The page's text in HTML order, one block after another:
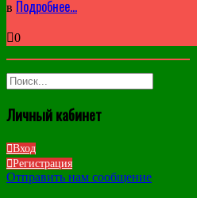
в Подробнее…
0
Личный кабинет
Вход
Регистрация
Отправить нам сообщение